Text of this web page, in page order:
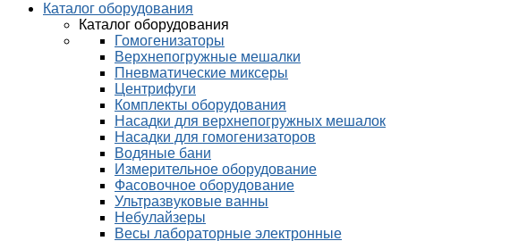
Каталог оборудования
Каталог оборудования
Гомогенизаторы
Верхнепогружные мешалки
Пневматические миксеры
Центрифуги
Комплекты оборудования
Насадки для верхнепогружных мешалок
Насадки для гомогенизаторов
Водяные бани
Измерительное оборудование
Фасовочное оборудование
Ультразвуковые ванны
Небулайзеры
Весы лабораторные электронные